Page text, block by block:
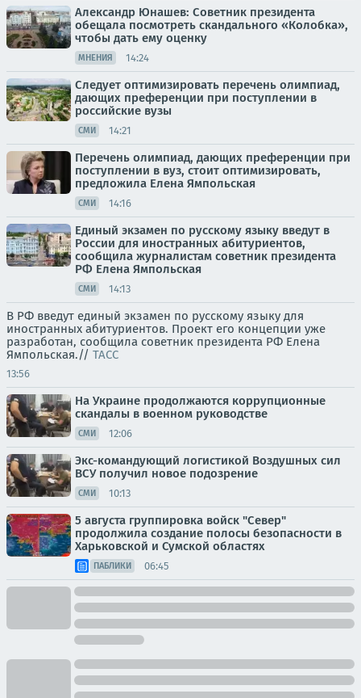
Александр Юнашев: Советник президента
обещала посмотреть скандального «Колобка»,
чтобы дать ему оценку
МНЕНИЯ 14:24
Следует оптимизировать перечень олимпиад,
дающих преференции при поступлении в
российские вузы
СМИ 14:21
Перечень олимпиад, дающих преференции при
поступлении в вуз, стоит оптимизировать,
предложила Елена Ямпольская
СМИ 14:16
Единый экзамен по русскому языку введут в
России для иностранных абитуриентов,
сообщила журналистам советник президента
РФ Елена Ямпольская
СМИ 14:13
В РФ введут единый экзамен по русскому языку для
иностранных абитуриентов. Проект его концепции уже
разработан, сообщила советник президента РФ Елена
Ямпольская.// ТАСС
13:56
На Украине продолжаются коррупционные
скандалы в военном руководстве
СМИ 12:06
Экс-командующий логистикой Воздушных сил
ВСУ получил новое подозрение
СМИ 10:13
5 августа группировка войск "Север"
продолжила создание полосы безопасности в
Харьковской и Сумской областях
ПАБЛИКИ 06:45